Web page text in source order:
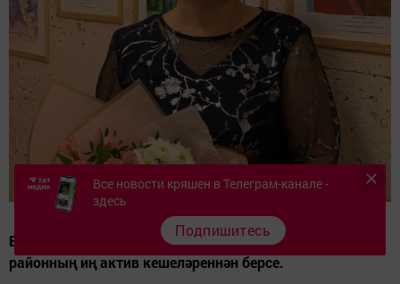
Бирдебәк авыл клубы мөдире Евдокия Толстова –
районның иң актив кешеләреннән берсе.
Все новости кряшен в Телеграм-канале -
здесь
Подпишитесь